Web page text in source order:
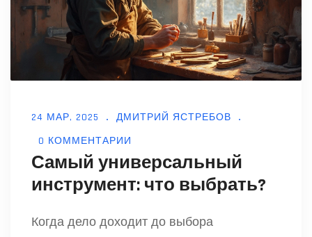
24 МАР, 2025
ДМИТРИЙ ЯСТРЕБОВ
0 КОММЕНТАРИИ
Самый универсальный
инструмент: что выбрать?
Когда дело доходит до выбора